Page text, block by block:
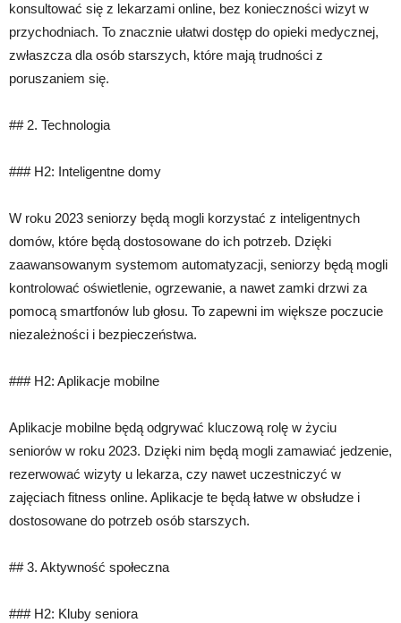
konsultować się z lekarzami online, bez konieczności wizyt w
przychodniach. To znacznie ułatwi dostęp do opieki medycznej,
zwłaszcza dla osób starszych, które mają trudności z
poruszaniem się.
## 2. Technologia
### H2: Inteligentne domy
W roku 2023 seniorzy będą mogli korzystać z inteligentnych
domów, które będą dostosowane do ich potrzeb. Dzięki
zaawansowanym systemom automatyzacji, seniorzy będą mogli
kontrolować oświetlenie, ogrzewanie, a nawet zamki drzwi za
pomocą smartfonów lub głosu. To zapewni im większe poczucie
niezależności i bezpieczeństwa.
### H2: Aplikacje mobilne
Aplikacje mobilne będą odgrywać kluczową rolę w życiu
seniorów w roku 2023. Dzięki nim będą mogli zamawiać jedzenie,
rezerwować wizyty u lekarza, czy nawet uczestniczyć w
zajęciach fitness online. Aplikacje te będą łatwe w obsłudze i
dostosowane do potrzeb osób starszych.
## 3. Aktywność społeczna
### H2: Kluby seniora